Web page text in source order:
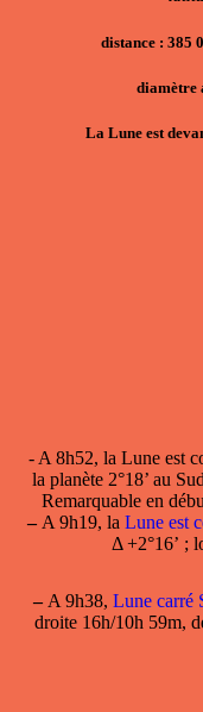
distance : 385
diamètre
La Lune est
- A 8h52, la Lune est
la planète 2°18’ au
Remarquable en
–A 9h19, la Lune est
Δ +2°16’ ;
–A 9h38, Lune carré
droite 16h/10h 59m,